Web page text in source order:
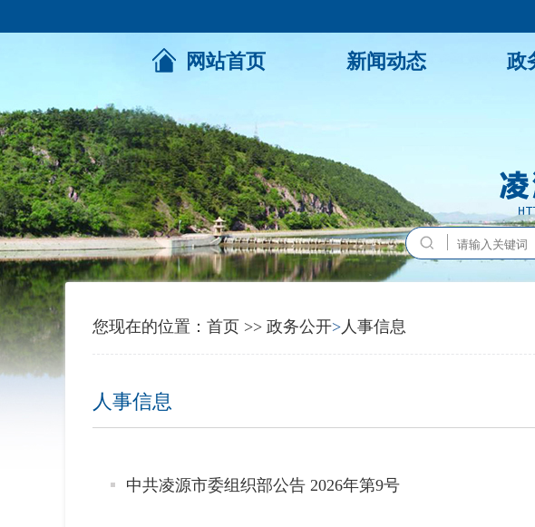
网站首页 新闻动态 政
您现在的位置： 首页 >> 政务公开>人事信息
人事信息
中共凌源市委组织部公告 2026年第9号